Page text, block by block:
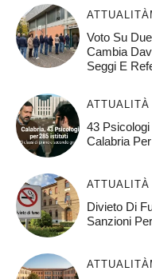
ATTUALITÀ
Voto Su
Cambia
Seggi E
ATTUALITÀ
43
Calabria
ATTUALITÀ
Divieto Di
Sanzioni
ATTUALITÀ